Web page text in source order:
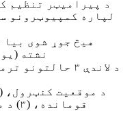
د پیرامیټر تنظیم
لپاره کمپیوټرونو
هیڅ جوړ شوی
نشته
د لاندې ۳